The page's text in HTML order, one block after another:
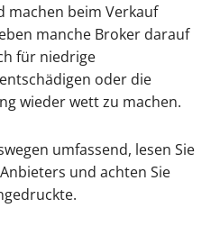
machen beim Verkauf
manche Broker darauf
für niedrige
oder die
wieder wett zu machen.
umfassend, lesen Sie
und achten Sie